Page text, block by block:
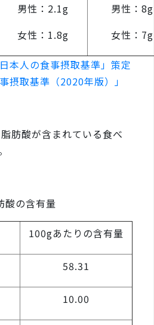
男性：2.1g
女性：1.8g
男性：8g
女性：7g
本人の食事摂取基準」策定
摂取基準（2020年版）」
肪酸が含まれている食べ
酸の含有量
100gあたりの含有量
58.31
10.00